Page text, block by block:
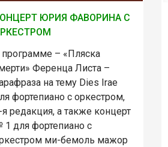
ЮРИЯ ФАВОРИНА С
программе – «Пляска
Ференца Листа –
на тему Dies Irаe
фортепиано с оркестром,
редакция, а также концерт
1 для фортепиано с
ми-бемоль мажор